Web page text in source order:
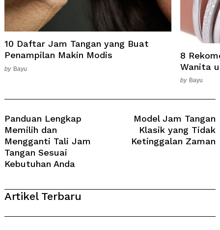
10 Daftar Jam Tangan yang Buat
Penampilan Makin Modis
by Bayu
8
Wanita
by Bayu
Navigation
Panduan Lengkap
Memilih dan
Mengganti Tali Jam
Tangan Sesuai
Kebutuhan Anda
Model Jam Tangan
Klasik yang Tidak
Ketinggalan Zaman
Artikel Terbaru